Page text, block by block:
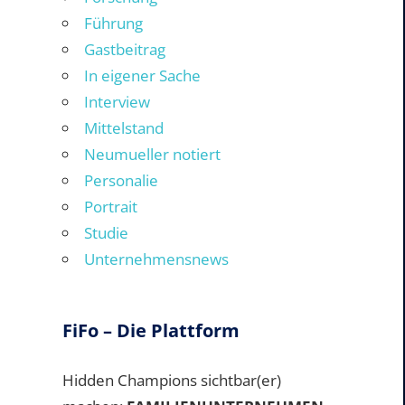
Führung
Gastbeitrag
In eigener Sache
Interview
Mittelstand
Neumueller notiert
Personalie
Portrait
Studie
Unternehmensnews
FiFo – Die Plattform
Hidden Champions sichtbar(er)